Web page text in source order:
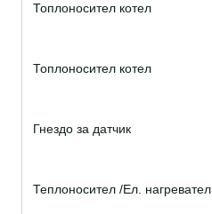
Топлоносител котел
Топлоносител котел
Гнездо за датчик
Теплоносител /Ел. нагревател